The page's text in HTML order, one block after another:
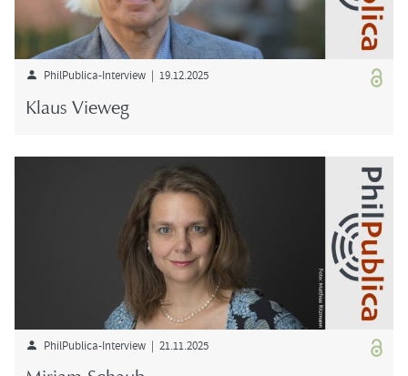
PhilPublica-​Interview | 19.12.2025
Klaus View­eg
PhilPublica-​Interview | 21.11.2025